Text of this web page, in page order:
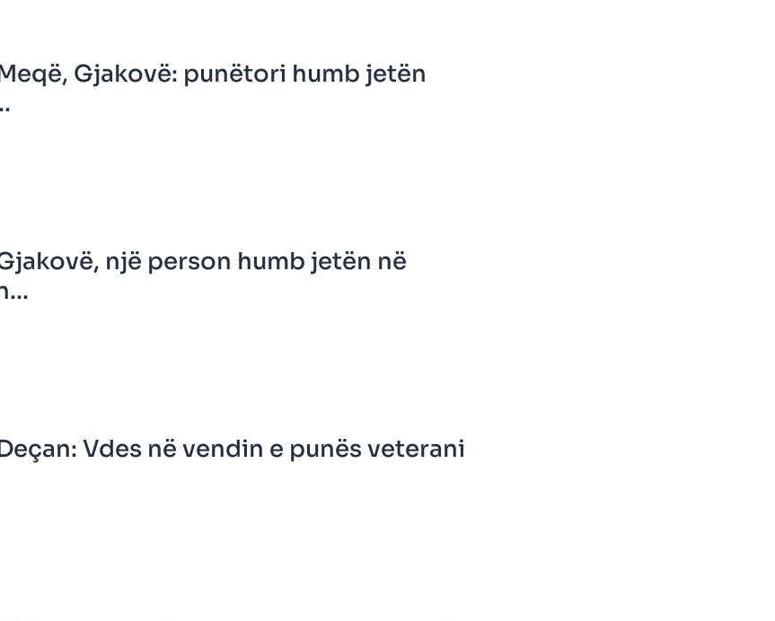
Gjakovë: punëtori humb jetën
një person humb jetën në
Vdes në vendin e punës veterani